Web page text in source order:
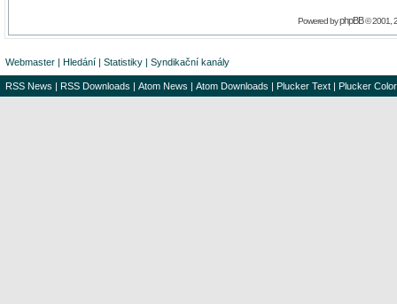
Powered byphpBB© 2001,
Webmaster | Hledání | Statistiky | Syndikační kanály
RSS News | RSS Downloads | Atom News | Atom Downloads | Plucker Text | Plucker Color